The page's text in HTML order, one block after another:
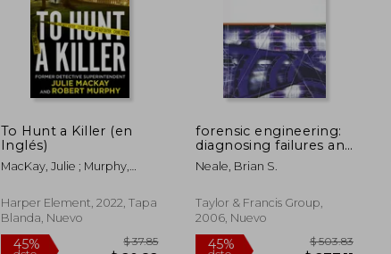
45%
dcto. dcto.
To Hunt a Killer (en
Inglés)
MacKay, Julie ; Murphy,
Harper Element, 2022, Tapa
Blanda, Nuevo
forensic engineering:
diagnosing failures and
solving problems
[with cdrom] (en
Neale, Brian S.
Taylor & Francis Group,
2006, Nuevo